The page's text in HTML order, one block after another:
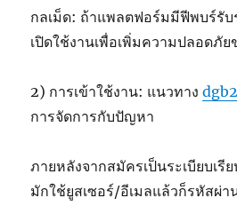
กลเม็ด: ถ้าแพลตฟอร์มมีฟีพบร์รับ
เปิดใช้งานเพื่อเพิ่มความปลอดภั
2) การเข้าใช้งาน: แนวทาง
การจัดการกับปัญหา
ภายหลังจากสมัครเป็นระเบียบเรี
มักใช้ยูสเซอร์/อีเมลแล้วก็รหัสผ่า